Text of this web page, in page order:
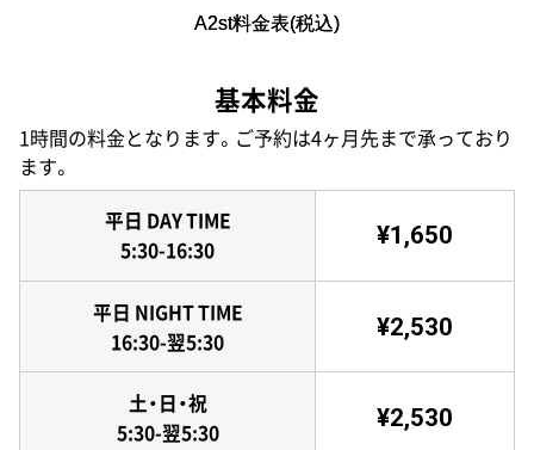
A2st料金表(税込)
基本料金
1時間の料金となります。ご予約は4ヶ月先まで承っており
ます。
平日 DAY TIME
5:30-16:30
¥1,650
平日 NIGHT TIME
16:30-翌5:30
¥2,530
土・日・祝
5:30-翌5:30
¥2,530